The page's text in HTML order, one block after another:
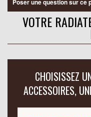
Poser une question sur ce
VOTRE
CHOISISSEZ
ACCESSOIRES,